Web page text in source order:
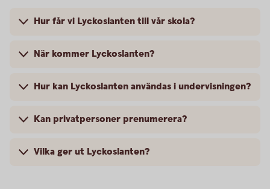
Hur får vi Lyckoslanten till vår skola?
När kommer Lyckoslanten?
Hur kan Lyckoslanten användas i undervisningen?
Kan privatpersoner prenumerera?
Vilka ger ut Lyckoslanten?